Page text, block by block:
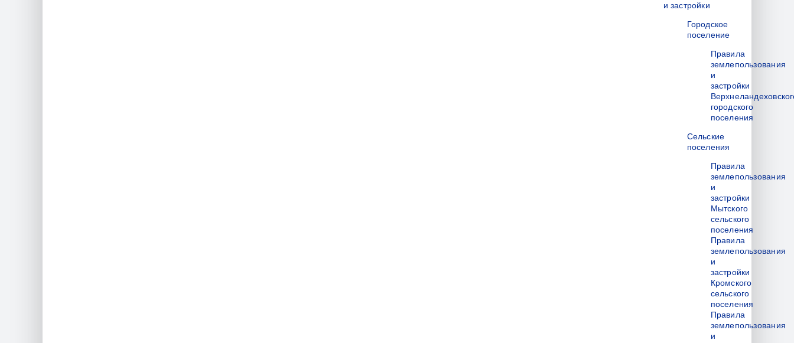
и застройки
Городское
поселение
Правила
землепользования
и
застройки
городского
поселения
Сельские
поселения
Правила
землепользования
и
застройки
Мытского
сельского
поселения
Правила
землепользования
и
застройки
Кромского
сельского
поселения
Правила
землепользования
и